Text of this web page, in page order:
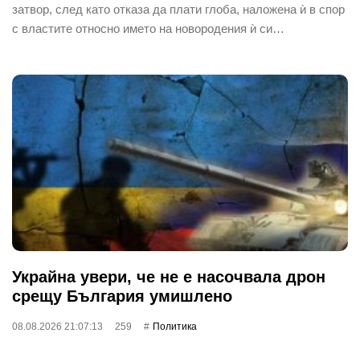
затвор, след като отказа да плати глоба, наложена ѝ в спор
с властите относно името на новородения ѝ си…
Украйна увери, че не е насочвала дрон
срещу България умишлено
08.08.2026 21:07:13 259 Политика